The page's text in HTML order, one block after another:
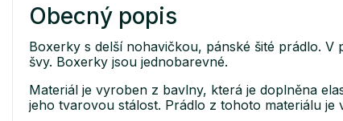
Obecný popis
Boxerky s delší nohavičkou, pánské šité prádlo. V
švy. Boxerky jsou jednobarevné.
Materiál je vyroben z bavlny, která je doplněna
jeho tvarovou stálost. Prádlo z tohoto materiálu je